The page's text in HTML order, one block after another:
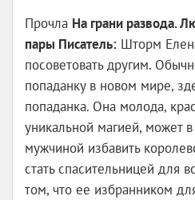
Прочла На грани развода.
пары Писатель: Шторм
посоветовать другим.
попаданку в новом мире,
попаданка. Она молода,
уникальной магией, может
мужчиной избавить
стать спасительницей для
том, что ее избранником